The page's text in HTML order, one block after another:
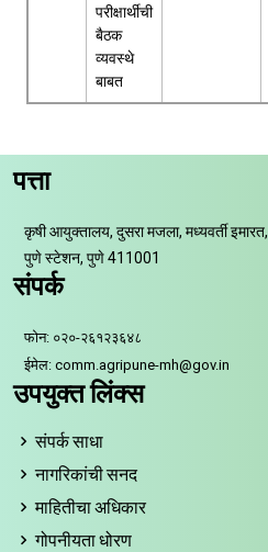
परीक्षार्थीची
बैठक
व्यवस्थे
बाबत
पत्ता
कृषी आयुक्तालय, दुसरा मजला, मध्यवर्ती इमारत,
पुणे स्टेशन, पुणे 411001
संपर्क
फोन: ०२०-२६१२३६४८
ईमेल: comm.agripune-mh@gov.in
उपयुक्त लिंक्स
संपर्क साधा
नागरिकांची सनद
माहितीचा अधिकार
गोपनीयता धोरण